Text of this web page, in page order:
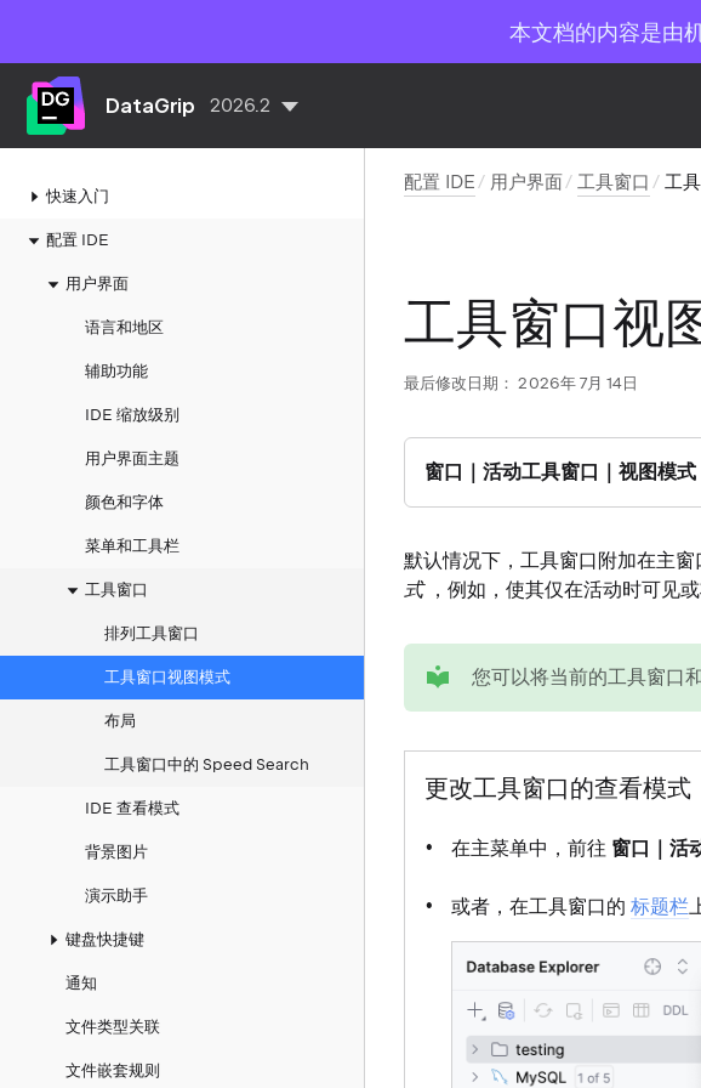
本文档的内容是由
DataGrip 2026.2
快速入门
配置 IDE
用户界面
语言和地区
辅助功能
IDE 缩放级别
用户界面主题
颜色和字体
菜单和工具栏
工具窗口
排列工具窗口
工具窗口视图模式
布局
工具窗口中的 Speed Search
IDE 查看模式
背景图片
演示助手
键盘快捷键
通知
文件类型关联
文件嵌套规则
配置 IDE 用户界面 工具窗口 工
工具窗口视
最后修改日期： 2026年 7月 14日
窗口｜活动工具窗口｜视图模式
默认情况下，工具窗口附加在主
式，例如，使其仅在活动时可见或
您可以将当前的工具窗口
更改工具窗口的查看模式
在主菜单中，前往 窗口｜活
或者，在工具窗口的标题栏